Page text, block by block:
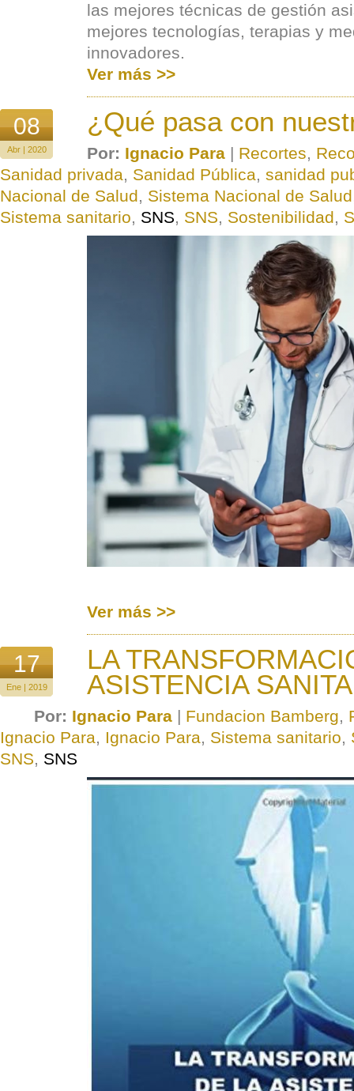
las mejores técnicas de gestión
mejores tecnologías, terapias y
innovadores.
Ver más >>
08
Abr | 2020
¿Qué pasa con
Por: Ignacio Para | Recortes,
Sanidad privada, Sanidad Pública, sanidad
Nacional de Salud, Sistema Nacional de Salud
Sistema sanitario, SNS, SNS, Sostenibilidad,
Ver más >>
17
Ene | 2019
LA
ASISTENCIA
Por: Ignacio Para | Fundacion Bamberg,
Ignacio Para, Ignacio Para, Sistema sanitario,
SNS, SNS